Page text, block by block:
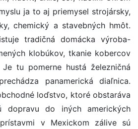
ja to aj priemysel strojársky,
chemický a stavebných hmôt.
tradičná domácka výroba-
klobúkov, tkanie kobercov
tu pomerne hustá železničná
panamerická diaľnica.
loďstvo, ktoré obstaráva
dopravu do iných amerických
v Mexickom zálive sú